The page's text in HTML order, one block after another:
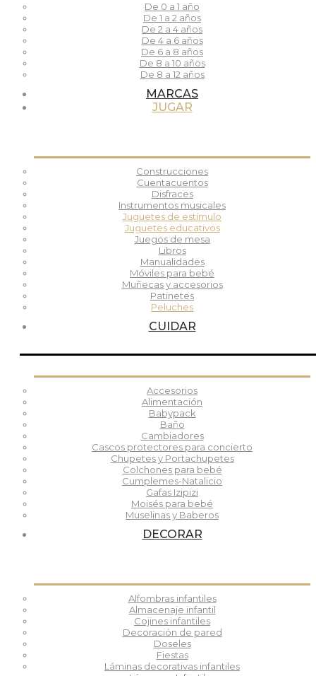
De 0 a 1 año
De 1 a 2 años
De 2 a 4 años
De 4 a 6 años
De 6 a 8 años
De 8 a 10 años
De 8 a 12 años
MARCAS
JUGAR
Construcciones
Cuentacuentos
Disfraces
Instrumentos musicales
Juguetes de estímulo
Juguetes educativos
Juegos de mesa
Libros
Manualidades
Móviles para bebé
Muñecas y accesorios
Patinetes
Peluches
CUIDAR
Accesorios
Alimentación
Babypack
Baño
Cambiadores
Cascos protectores para concierto
Chupetes y Portachupetes
Colchones para bebé
Cumplemes-Natalicio
Gafas Izipizi
Moisés para bebé
Muselinas y Baberos
DECORAR
Alfombras infantiles
Almacenaje infantil
Cojines infantiles
Decoración de pared
Doseles
Fiestas
Láminas decorativas infantiles